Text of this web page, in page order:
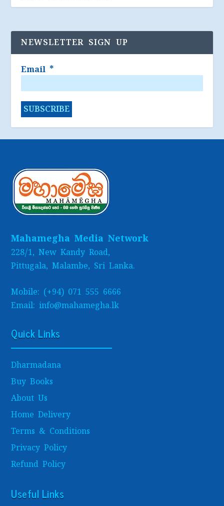
NEWSLETTER SIGN UP
Email *
Mahamegha Media Network
228/1, New Kandy Road,
Pittugala, Malambe, Sri Lanka.
Mobile: (+94) 071 555 6666
Email: info@mahamegha.lk
Quick Links
Dharmadana
Buy Books
About Us
Home Delivery
Terms & Conditions
Privacy Policy
Refund Policy
Useful Links